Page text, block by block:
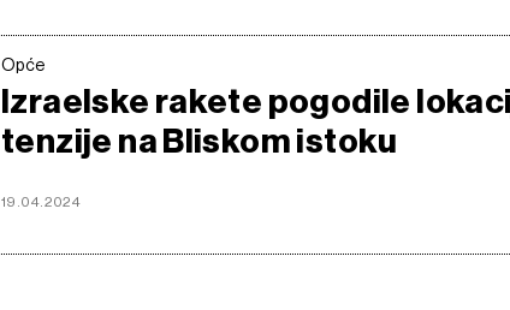
Opće
Izraelske rakete pogodile
tenzije na Bliskom istoku
19.04.2024